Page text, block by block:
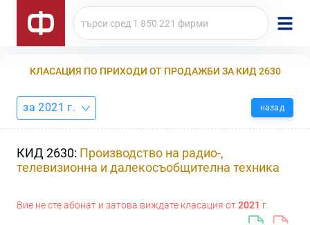
КЛАСАЦИЯ ПО ПРИХОДИ ОТ ПРОДАЖБИ ЗА КИД 2630
за 2021 г. назад
КИД 2630: Производство на радио-,
телевизионна и далекосъобщителна техника
Вие не сте абонат и затова виждате класация от2021 г.